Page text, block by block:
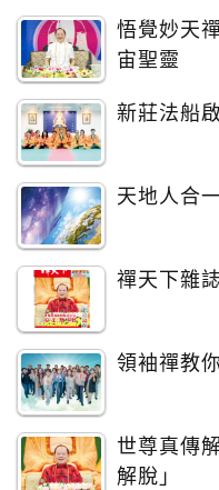
悟覺妙天
宙聖靈
新莊法船
天地人合
禪天下雜
領袖禪教
世尊真傳
解脫」